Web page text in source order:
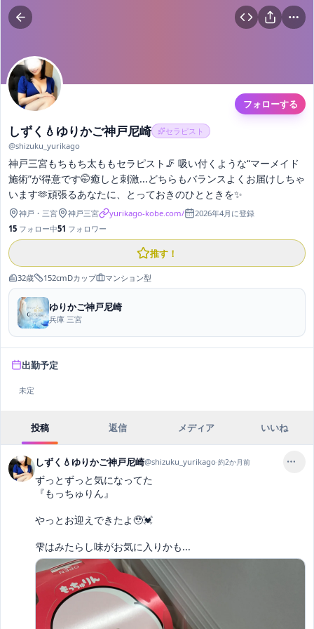
フォローする
しずく💧ゆりかご神戸尼崎
セラピスト
@shizuku_yurikago
神戸三宮もちもち太ももセラピスト🦵 吸い付くような“マーメイド
施術”が得意です🤭癒しと刺激...どちらもバランスよくお届けしちゃ
います🫶頑張るあなたに、とっておきのひとときを✨
神戸 ・ 三宮 神戸三宮 yurikago-kobe.com/ 2026年4月 に登録
15 フォロー中51 フォロワー
推す！
32歳 152cmDカップ マンション型
ゆりかご神戸尼崎
兵庫 三宮
出勤予定
未定
投稿 返信 メディア いいね
しずく💧ゆりかご神戸尼崎@shizuku_yurikago·約2か月前
ずっとずっと気になってた
『もっちゅりん』
やっとお迎えできたよ🥹💓
雫はみたらし味がお気に入りかも...